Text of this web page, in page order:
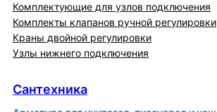
Комплектующие для узлов подключения
Комплекты клапанов ручной регулировки
Краны двойной регулировки
Узлы нижнего подключения
Сантехника